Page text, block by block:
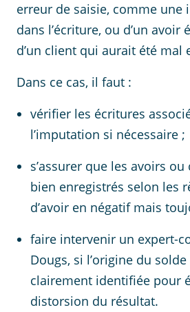
erreur de saisie, comme une
dans l’écriture, ou d’un avoir
d’un client qui aurait été mal
Dans ce cas, il faut :
vérifier les écritures
l’imputation si nécessaire ;
s’assurer que les avoirs
bien enregistrés selon les
d’avoir en négatif mais
faire intervenir un expert-
Dougs, si l’origine du solde
clairement identifiée pour
distorsion du résultat.